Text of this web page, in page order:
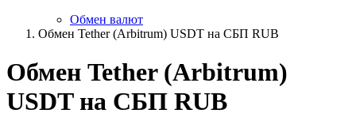
Обмен валют
Обмен Tether (Arbitrum) USDT на СБП RUB
Обмен Tether (Arbitrum)
USDT на СБП RUB